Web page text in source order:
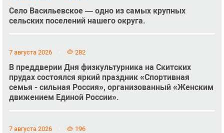
Село Васильевское — одно из самых крупных
сельских поселений нашего округа.
7 августа 2026 282
В преддверии Дня физкультурника на Скитских
прудах состоялся яркий праздник «Спортивная
семья - сильная Россия», организованный «Женским
движением Единой России».
7 августа 2026 196